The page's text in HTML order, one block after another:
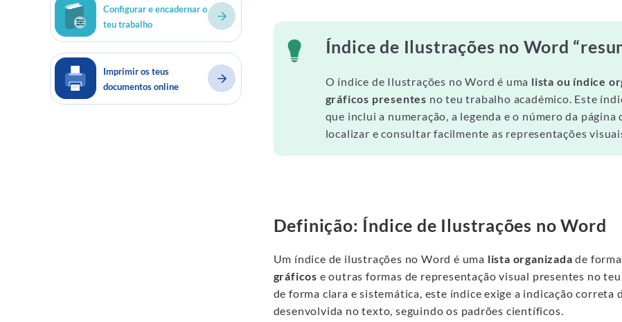
Configurar e encadernar o
teu trabalho
Imprimir os teus
documentos online
Índice de Ilustrações no Word
O índice de Ilustrações no Word é uma lista ou índice
gráficos presentes no teu trabalho académico. Este
que inclui a numeração, a legenda e o número da
localizar e consultar facilmente as representações
Definição: Índice de Ilustrações no Word
Um índice de ilustrações no Word é uma lista organizada de
gráficos e outras formas de representação visual presentes no
de forma clara e sistemática, este índice exige a indicação correta
desenvolvida no texto, seguindo os padrões científicos.